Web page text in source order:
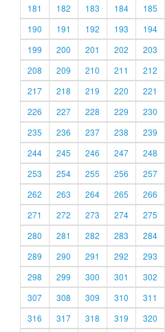
181
182 183 184 185
190
191 192 193 194
199
200 201 202 203
208
209 210 211 212
217
218 219 220 221
226
227 228 229 230
235
236 237 238 239
244
245 246 247 248
253
254 255 256 257
262
263 264 265 266
271
272 273 274 275
280
281 282 283 284
289
290 291 292 293
298
299 300 301 302
307
308 309 310 311
316
317 318 319 320